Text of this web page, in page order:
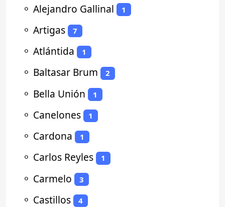
⚬ Alejandro Gallinal 1
⚬ Artigas 7
⚬ Atlántida 1
⚬ Baltasar Brum 2
⚬ Bella Unión 1
⚬ Canelones 1
⚬ Cardona 1
⚬ Carlos Reyles 1
⚬ Carmelo 3
⚬ Castillos 4